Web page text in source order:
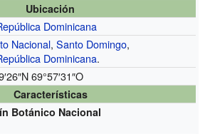
Ubicación
Dominicana
Nacional,Santo Domingo,
Dominicana.
69°57′31″O
Características
Botánico Nacional